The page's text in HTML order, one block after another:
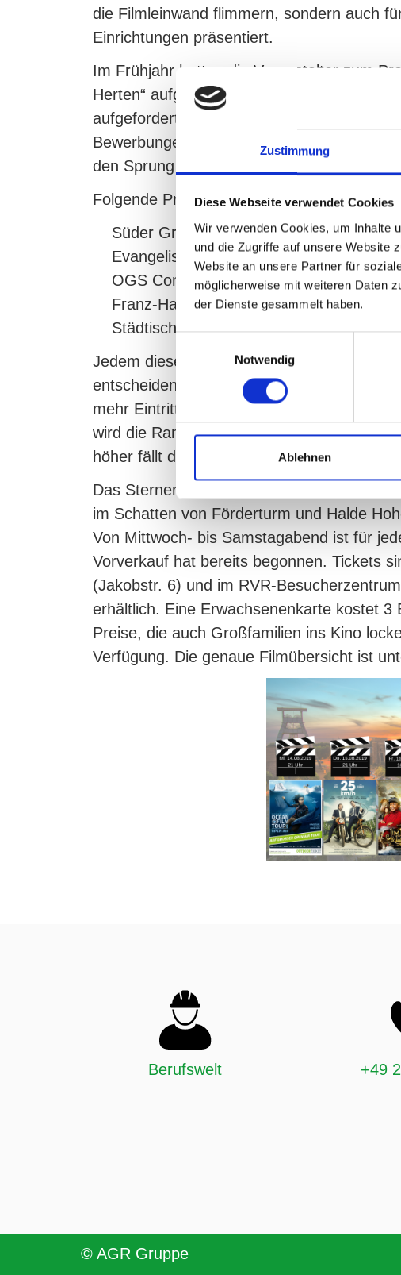
Zustimmung
Diese Webseite verwendet Cookies
Wir verwenden Cookies, um Inhalte
und die Zugriffe auf unsere Website
Website an unsere Partner für
möglicherweise mit weiteren Daten
der Dienste gesammelt haben.
Notwendig
Ablehnen
die Filmleinwand flimmern, sondern auch
Einrichtungen präsentiert.
Im Frühjahr hatten die Veranstalter zum
Herten“ aufgerufen und Hertener Vereine,
aufgefordert, sich mit ihren sozialen
Bewerbungen eingereicht. Zehn Projekte
den Sprung ins Sommerkino-Vorprogramm
Folgende Projekte werden im Rahmen der
Süder Grundschule/Projekt: Süder
Evangelischer Kindergarten
OGS Comeniusschule/Projekt:
Franz-Hahn-Werkstatt/Projekt: Mobile
Städtisches Gymnasium Herten/Projekt:
Jedem dieser fünf Projekte ist schon jetzt
entscheiden die Sommerkino-Besucher.
mehr Eintrittsgelder kommen zusammen,
wird die Rangfolge der Projekte ermittelt.
höher fällt die Spende aus.
Das Sternenzelt-Event „Hertener
im Schatten von Förderturm und Halde
Von Mittwoch- bis Samstagabend ist für
Vorverkauf hat bereits begonnen. Tickets
(Jakobstr. 6) und im RVR-
erhältlich. Eine Erwachsenenkarte kostet
Preise, die auch Großfamilien ins Kino
Verfügung. Die genaue Filmübersicht ist
Berufswelt +49
© AGR Gruppe